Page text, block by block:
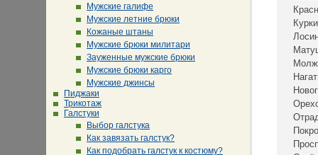
Мужские галифе
Мужские летние брюки
Кожаные штаны
Мужские брюки милитари
Зауженные мужские брюки
Мужские брюки карго
Мужские джинсы
Пиджаки
Трикотаж
Галстуки
Выбор галстука
Как завязать галстук?
Как подобрать галстук к костюму?